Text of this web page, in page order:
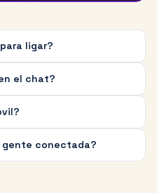
ligar?
el chat?
gente conectada?